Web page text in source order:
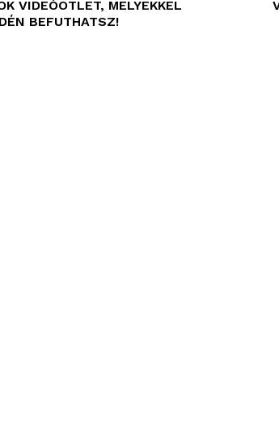
VIDEÓÖTLET, MELYEKKEL
BEFUTHATSZ!